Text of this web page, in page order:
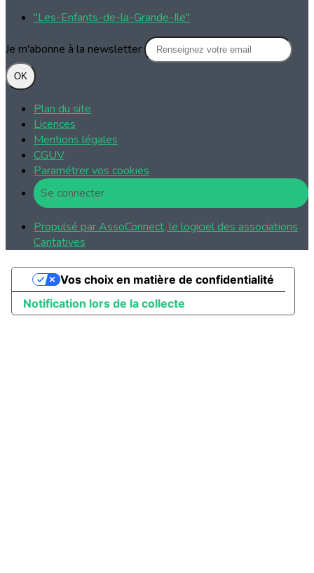
"Les-Enfants-de-la-Grande-Ile"
Je m'abonne à la newsletter
OK
Plan du site
Licences
Mentions légales
CGUV
Paramétrer vos cookies
Se connecter
Propulsé par AssoConnect, le logiciel des associations
Caritatives
Notification lors de la collecte
Vos choix en matière de confidentialité